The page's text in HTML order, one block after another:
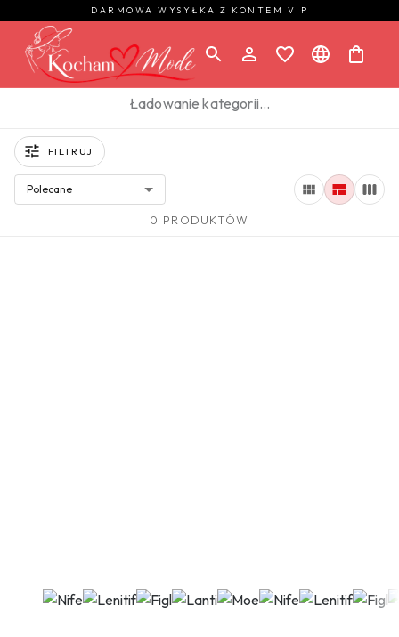
DARMOWA WYSYŁKA Z KONTEM VIP
Ładowanie kategorii…
FILTRUJ
Polecane
0 PRODUKTÓW